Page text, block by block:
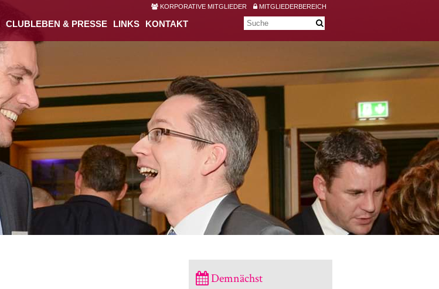
CLUBLEBEN & PRESSE LINKS KONTAKT
KORPORATIVE MITGLIEDER MITGLIEDERBEREICH
Demnächst